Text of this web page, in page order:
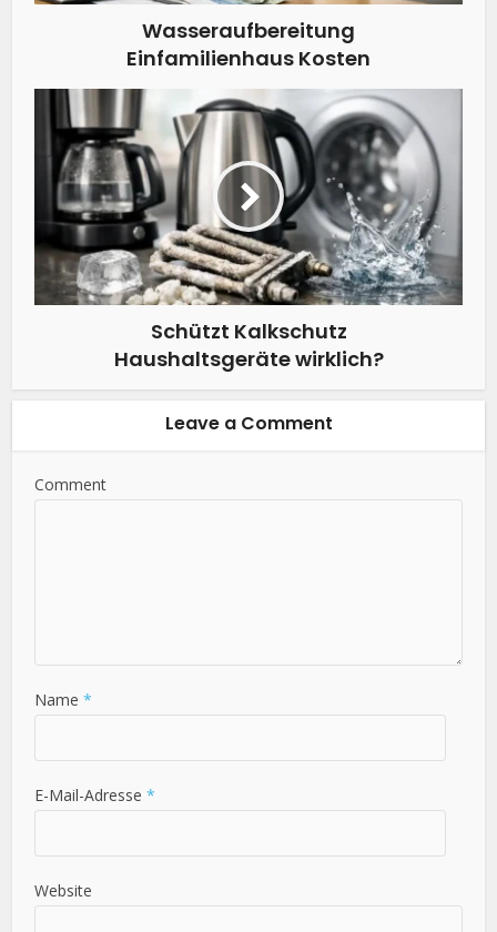
Wasseraufbereitung
Einfamilienhaus Kosten
Schützt Kalkschutz
Haushaltsgeräte wirklich?
Leave a Comment
Comment
Name*
E-Mail-Adresse*
Website